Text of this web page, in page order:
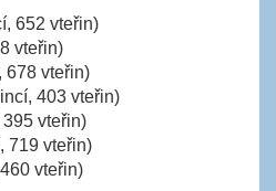
652 vteřin)
vteřin)
678 vteřin)
403 vteřin)
vteřin)
719 vteřin)
vteřin)